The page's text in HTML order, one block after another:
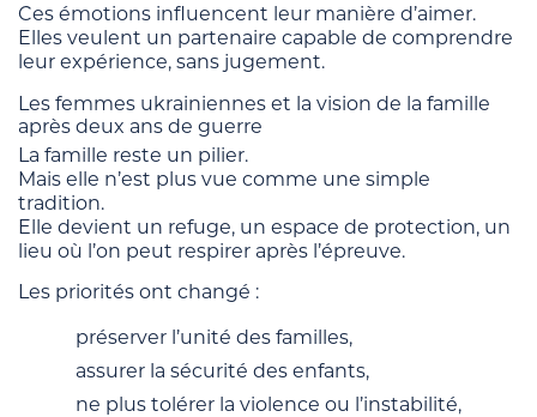
Ces émotions influencent leur manière d’aimer.
Elles veulent un partenaire capable de comprendre
leur expérience, sans jugement.
Les femmes ukrainiennes et la vision de la famille
après deux ans de guerre
La famille reste un pilier.
Mais elle n’est plus vue comme une simple
tradition.
Elle devient un refuge, un espace de protection, un
lieu où l’on peut respirer après l’épreuve.
Les priorités ont changé :
préserver l’unité des familles,
assurer la sécurité des enfants,
ne plus tolérer la violence ou l’instabilité,